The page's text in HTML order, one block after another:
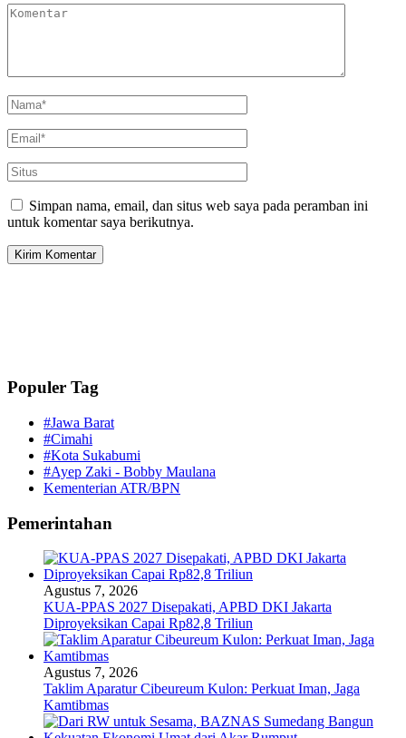
Simpan nama, email, dan situs web saya pada peramban ini
untuk komentar saya berikutnya.
Populer Tag
#Jawa Barat
#Cimahi
#Kota Sukabumi
#Ayep Zaki - Bobby Maulana
Kementerian ATR/BPN
Pemerintahan
Agustus 7, 2026
KUA-PPAS 2027 Disepakati, APBD DKI Jakarta
Diproyeksikan Capai Rp82,8 Triliun
Agustus 7, 2026
Taklim Aparatur Cibeureum Kulon: Perkuat Iman, Jaga
Kamtibmas